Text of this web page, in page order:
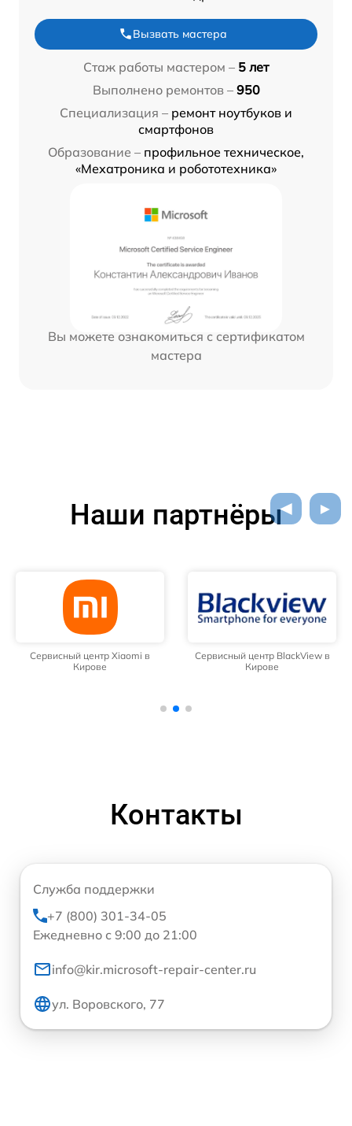
Вызвать мастера
Стаж работы мастером – 5 лет
Выполнено ремонтов – 950
Специализация – ремонт ноутбуков и
смартфонов
Образование – профильное техническое,
«Мехатроника и робототехника»
Вы можете ознакомиться с сертификатом
мастера
Наши партнёры
Сервисный центр Xiaomi в
Кирове
Сервисный центр BlackView в
Кирове
Контакты
Служба поддержки
+7 (800) 301-34-05
Ежедневно с 9:00 до 21:00
info@kir.microsoft-repair-center.ru
ул. Воровского, 77